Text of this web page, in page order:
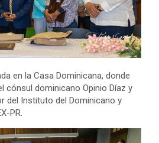
en la Casa Dominicana, donde
cónsul dominicano Opinio Díaz y
del Instituto del Dominicano y
PR.